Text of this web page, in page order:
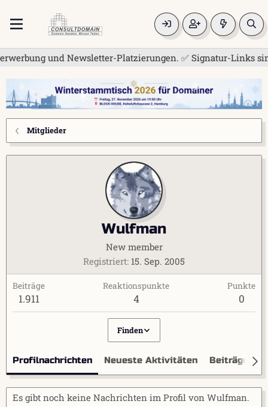
und Newsletter-Platzierungen. ✅ Signatur-Links
Mitglieder
Wulfman
New member
Registriert 15. Sep. 2005
Beiträge
1.911
Reaktionspunkte
4
Punkte
0
Finden
Profilnachrichten Neueste Aktivitäten Beiträge
Es gibt noch keine Nachrichten im Profil von Wulfman.